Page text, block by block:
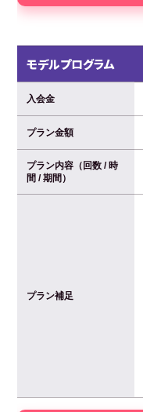
モデルプログラム
入会金
プラン金額
プラン内容（回数 / 時
間 / 期間）
プラン補足